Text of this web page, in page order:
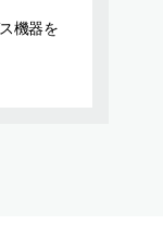
機器を